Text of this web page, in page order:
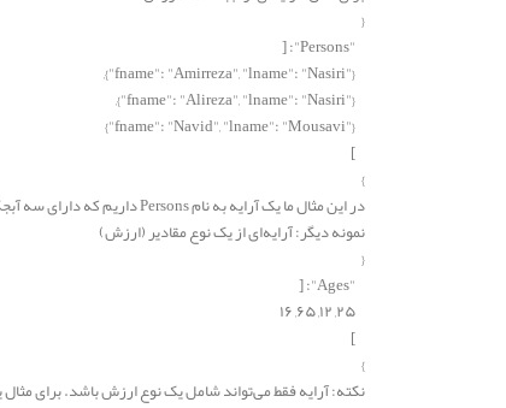
{
"Persons": [
{"fname": "Amirreza", "lname": "Nasiri"},
{"fname": "Alireza", "lname": "Nasiri"},
{"fname": "Navid", "lname": "Mousavi"}
]
}
در این مثال ما یک آرایه به نام Persons داریم که دارای سه آبجکت است. هر آبجکت نیز دو جفت نام/مقدار دارد.
نمونه دیگر: آرایه‌ای از یک نوع مقادیر (ارزش)
{
"Ages": [
]
}
نکته: آرایه فقط می‌تواند شامل یک نوع ارزش باشد. برای